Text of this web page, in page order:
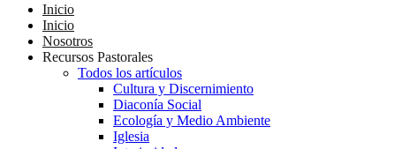
Inicio
Inicio
Nosotros
Recursos Pastorales
Todos los artículos
Cultura y Discernimiento
Diaconía Social
Ecología y Medio Ambiente
Iglesia